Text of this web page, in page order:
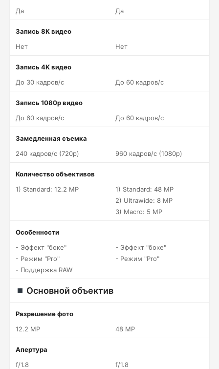
Да
Да
Запись 8K видео
Нет
Нет
Запись 4K видео
До 30 кадров/c
До 60 кадров/c
Запись 1080p видео
До 60 кадров/c
До 60 кадров/c
Замедленная съемка
240 кадров/c (720p)
960 кадров/c (1080p)
Количество объективов
1) Standard: 12.2 MP
1) Standard: 48 MP
2) Ultrawide: 8 MP
3) Macro: 5 MP
Особенности
- Эффект "боке"
- Режим "Pro"
- Поддержка RAW
- Эффект "боке"
- Режим "Pro"
Основной объектив
Разрешение фото
12.2 MP
48 MP
Апертура
f/1.8
f/1.8